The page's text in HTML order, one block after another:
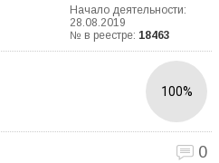
Начало деятельности:
28.08.2019
№ в реестре: 18463
100%
0